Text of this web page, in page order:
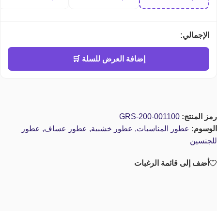
الإجمالي:
إضافة العرض للسلة 🛒
رمز المنتج: GRS-200-001100
الوسوم: عطور المناسبات, عطور خشبية, عطور عساف, عطور
للجنسين
أضف إلى قائمة الرغبات